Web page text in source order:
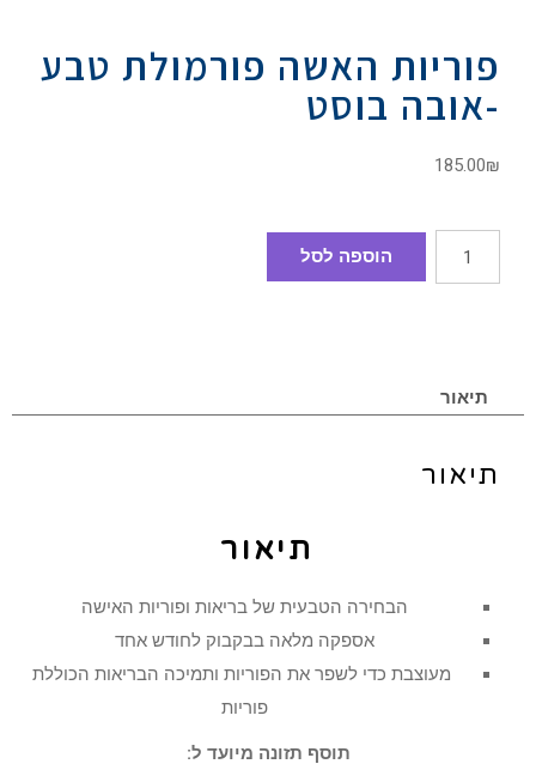
פוריות האשה פורמולת טבע
-אובה בוסט
185.00₪
הוספה לסל
תיאור
תיאור
תיאור
הבחירה הטבעית של בריאות ופוריות האישה
אספקה ​​מלאה בבקבוק לחודש אחד
מעוצבת כדי לשפר את הפוריות ותמיכה הבריאות הכוללת
פוריות
תוסף תזונה מיועד ל: